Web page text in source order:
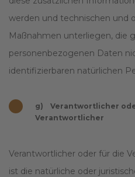
werden und technischen und
Maßnahmen unterliegen, die
personenbezogenen Daten
identifizierbaren natürlichen
g) Verantwortlicher
Verantwortlicher
Verantwortlicher oder für die
ist die natürliche oder